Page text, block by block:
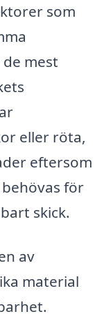
som
mest
eller röta,
eftersom
för
skick.
av
material